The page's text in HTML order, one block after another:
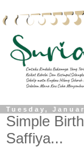
Tuesday,
Simple
Saffiya...